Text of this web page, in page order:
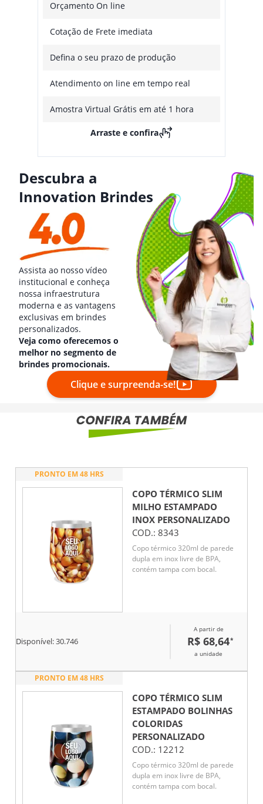
Orçamento On line
Cotação de Frete imediata
Defina o seu prazo de produção
Atendimento on line em tempo real
Amostra Virtual Grátis em até 1 hora
Arraste e confira
Descubra a
Innovation Brindes
Assista ao nosso vídeo
institucional e conheça
nossa infraestrutura
moderna e as vantagens
exclusivas em brindes
personalizados.
Veja como oferecemos o
melhor no segmento de
brindes promocionais.
Clique e surpreenda-se!
PRONTO EM 48 HRS
COPO TÉRMICO SLIM
MILHO ESTAMPADO
INOX PERSONALIZADO
COD.: 8343
Copo térmico 320ml de parede
dupla em inox livre de BPA,
contém tampa com bocal.
Disponível:30.746
A partir de
R$ 68,64*
a unidade
PRONTO EM 48 HRS
COPO TÉRMICO SLIM
ESTAMPADO BOLINHAS
COLORIDAS
PERSONALIZADO
COD.: 12212
Copo térmico 320ml de parede
dupla em inox livre de BPA,
contém tampa com bocal.